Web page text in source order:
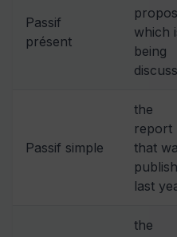
Passif
présent
which
being
Passif simple
the
report
that
last
the